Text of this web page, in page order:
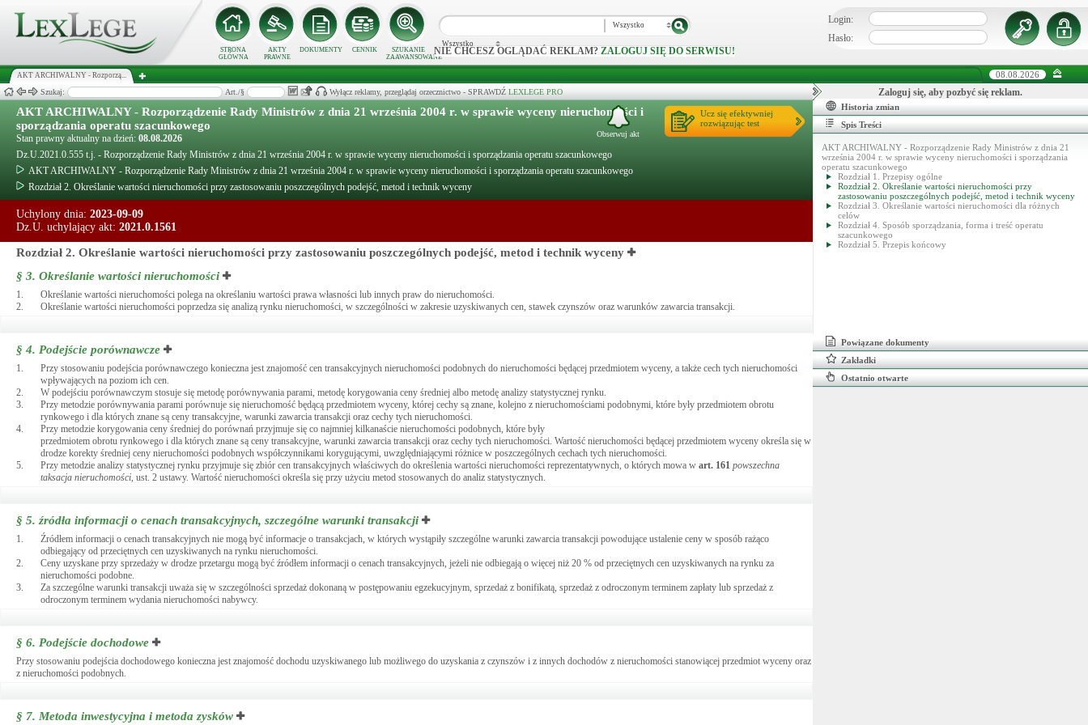
STRONA
GŁÓWNA
AKTY
PRAWNE
DOKUMENTY CENNIK
SZUKANIE
ZAAWANSOWANE
Wszystko
Wszystko
NIE CHCESZ OGLĄDAĆ REKLAM? ZALOGUJ SIĘ DO SERWISU!
Login:
Hasło:
AKT ARCHIWALNY - Rozporzą... 08.08.2026
Szukaj: Art./§ Wyłącz reklamy, przeglądaj orzecznictwo - SPRAWDŹ LEXLEGE PRO
AKT ARCHIWALNY - Rozporządzenie Rady Ministrów z dnia 21 września 2004 r. w sprawie wyceny nieruchomości i
sporządzania operatu szacunkowego
Stan prawny aktualny na dzień: 08.08.2026
Dz.U.2021.0.555 t.j. - Rozporządzenie Rady Ministrów z dnia 21 września 2004 r. w sprawie wyceny nieruchomości i sporządzania operatu szacunkowego
AKT ARCHIWALNY - Rozporządzenie Rady Ministrów z dnia 21 września 2004 r. w sprawie wyceny nieruchomości i sporządzania operatu szacunkowego
Rozdział 2. Określanie wartości nieruchomości przy zastosowaniu poszczególnych podejść, metod i technik wyceny
Ucz się efektywniej
rozwiązując test
Obserwuj akt
Uchylony dnia: 2023-09-09
Dz.U. uchylający akt: 2021.0.1561
Rozdział 2. Określanie wartości nieruchomości przy zastosowaniu poszczególnych podejść, metod i technik wyceny
§ 3. Określanie wartości nieruchomości
1.
Określanie wartości nieruchomości polega na określaniu wartości prawa własności lub innych praw do nieruchomości.
2.
Określanie wartości nieruchomości poprzedza się analizą rynku nieruchomości, w szczególności w zakresie uzyskiwanych cen, stawek czynszów oraz warunków zawarcia transakcji.
§ 4. Podejście porównawcze
1.
Przy stosowaniu podejścia porównawczego konieczna jest znajomość cen transakcyjnych nieruchomości podobnych do nieruchomości będącej przedmiotem wyceny, a także cech tych nieruchomości
wpływających na poziom ich cen.
2.
W podejściu porównawczym stosuje się metodę porównywania parami, metodę korygowania ceny średniej albo metodę analizy statystycznej rynku.
3.
Przy metodzie porównywania parami porównuje się nieruchomość będącą przedmiotem wyceny, której cechy są znane, kolejno z nieruchomościami podobnymi, które były przedmiotem obrotu
rynkowego i dla których znane są ceny transakcyjne, warunki zawarcia transakcji oraz cechy tych nieruchomości.
4.
Przy metodzie korygowania ceny średniej do porównań przyjmuje się co najmniej kilkanaście nieruchomości podobnych, które były
przedmiotem obrotu rynkowego i dla których znane są ceny transakcyjne, warunki zawarcia transakcji oraz cechy tych nieruchomości. Wartość nieruchomości będącej przedmiotem wyceny określa się w
drodze korekty średniej ceny nieruchomości podobnych współczynnikami korygującymi, uwzględniającymi różnice w poszczególnych cechach tych nieruchomości.
5.
Przy metodzie analizy statystycznej rynku przyjmuje się zbiór cen transakcyjnych właściwych do określenia wartości nieruchomości reprezentatywnych, o których mowa w art. 161 powszechna
taksacja nieruchomości, ust. 2 ustawy. Wartość nieruchomości określa się przy użyciu metod stosowanych do analiz statystycznych.
§ 5. źródła informacji o cenach transakcyjnych, szczególne warunki transakcji
1.
Źródłem informacji o cenach transakcyjnych nie mogą być informacje o transakcjach, w których wystąpiły szczególne warunki zawarcia transakcji powodujące ustalenie ceny w sposób rażąco
odbiegający od przeciętnych cen uzyskiwanych na rynku nieruchomości.
2.
Ceny uzyskane przy sprzedaży w drodze przetargu mogą być źródłem informacji o cenach transakcyjnych, jeżeli nie odbiegają o więcej niż 20 % od przeciętnych cen uzyskiwanych na rynku za
nieruchomości podobne.
3.
Za szczególne warunki transakcji uważa się w szczególności sprzedaż dokonaną w postępowaniu egzekucyjnym, sprzedaż z bonifikatą, sprzedaż z odroczonym terminem zapłaty lub sprzedaż z
odroczonym terminem wydania nieruchomości nabywcy.
§ 6. Podejście dochodowe
Przy stosowaniu podejścia dochodowego konieczna jest znajomość dochodu uzyskiwanego lub możliwego do uzyskania z czynszów i z innych dochodów z nieruchomości stanowiącej przedmiot wyceny oraz
z nieruchomości podobnych.
§ 7. Metoda inwestycyjna i metoda zysków
Zaloguj się, aby pozbyć się reklam.
Historia zmian
Spis Treści
AKT ARCHIWALNY - Rozporządzenie Rady Ministrów z dnia 21
września 2004 r. w sprawie wyceny nieruchomości i sporządzania
operatu szacunkowego
Rozdział 1. Przepisy ogólne
Rozdział 2. Określanie wartości nieruchomości przy
zastosowaniu poszczególnych podejść, metod i technik wyceny
Rozdział 3. Określanie wartości nieruchomości dla różnych
celów
Rozdział 4. Sposób sporządzania, forma i treść operatu
szacunkowego
Rozdział 5. Przepis końcowy
Powiązane dokumenty
Zakładki
Ostatnio otwarte